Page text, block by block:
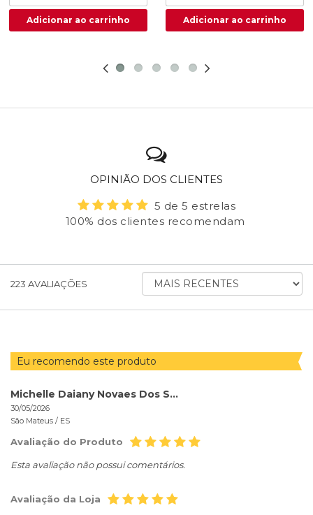
OPINIÃO DOS CLIENTES
5 de 5 estrelas
100% dos clientes recomendam
223 AVALIAÇÕES
ORDENAR
AVALIAÇÕES
Eu recomendo este produto
Michelle Daiany Novaes Dos Santos
30/05/2026
São Mateus / ES
Avaliação do Produto
Esta avaliação não possui comentários.
Avaliação da Loja